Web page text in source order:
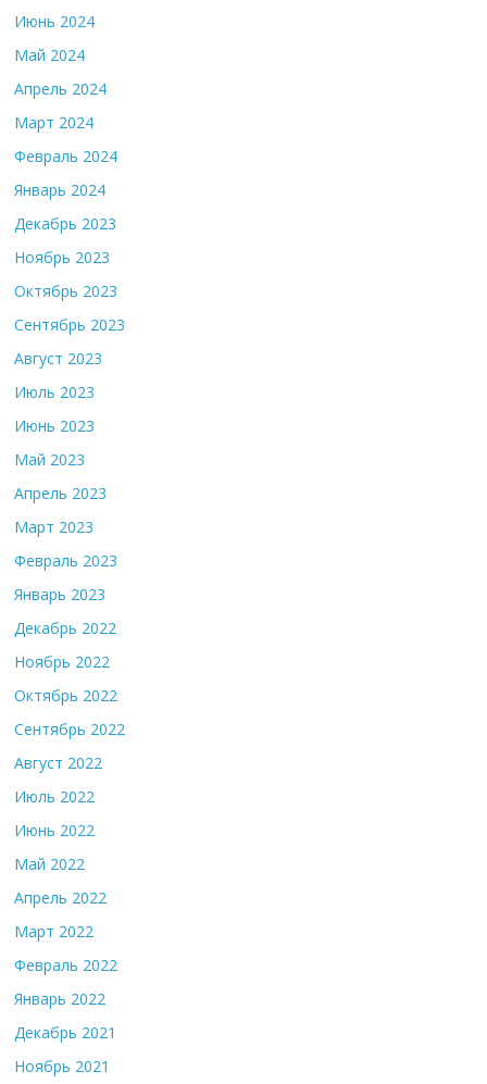
Июнь 2024
Май 2024
Апрель 2024
Март 2024
Февраль 2024
Январь 2024
Декабрь 2023
Ноябрь 2023
Октябрь 2023
Сентябрь 2023
Август 2023
Июль 2023
Июнь 2023
Май 2023
Апрель 2023
Март 2023
Февраль 2023
Январь 2023
Декабрь 2022
Ноябрь 2022
Октябрь 2022
Сентябрь 2022
Август 2022
Июль 2022
Июнь 2022
Май 2022
Апрель 2022
Март 2022
Февраль 2022
Январь 2022
Декабрь 2021
Ноябрь 2021